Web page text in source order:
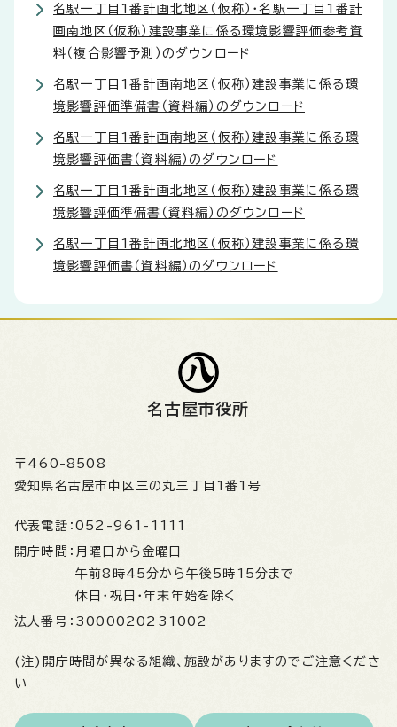
名駅一丁目1番計画北地区（仮称）・名駅一丁目1番計
画南地区（仮称）建設事業に係る環境影響評価参考資
料（複合影響予測）のダウンロード
名駅一丁目1番計画南地区（仮称）建設事業に係る環
境影響評価準備書（資料編）のダウンロード
名駅一丁目1番計画南地区（仮称）建設事業に係る環
境影響評価書（資料編）のダウンロード
名駅一丁目1番計画北地区（仮称）建設事業に係る環
境影響評価準備書（資料編）のダウンロード
名駅一丁目1番計画北地区（仮称）建設事業に係る環
境影響評価書（資料編）のダウンロード
名古屋市役所
〒460-8508
愛知県名古屋市中区三の丸三丁目1番1号
代表電話： 052-961-1111
開庁時間： 月曜日から金曜日
午前8時45分から午後5時15分まで
休日・祝日・年末年始を除く
法人番号： 3000020231002
(注)開庁時間が異なる組織、施設がありますのでご注意くださ
い